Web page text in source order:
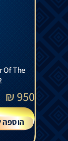
Of The
950
₪
הוספה